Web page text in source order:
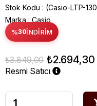
Stok Kodu
(Casio-LTP-
Marka : Casio
%30İNDIRIM
₺3.849,00 ₺2.694,30
Resmi Satıcı